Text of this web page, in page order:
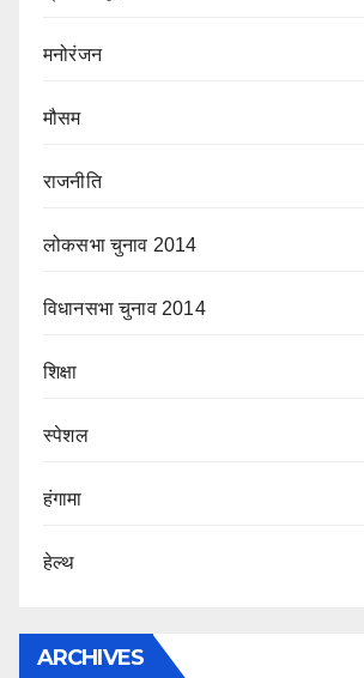
मनोरंजन
मौसम
राजनीति
लोकसभा चुनाव 2014
विधानसभा चुनाव 2014
शिक्षा
स्पेशल
हंगामा
हेल्थ
ARCHIVES